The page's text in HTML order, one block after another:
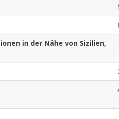
in der Nähe von Sizilien,